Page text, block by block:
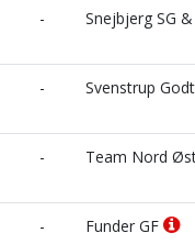
- Snejbjerg SG &
- Svenstrup
- Team Nord
- Funder GF